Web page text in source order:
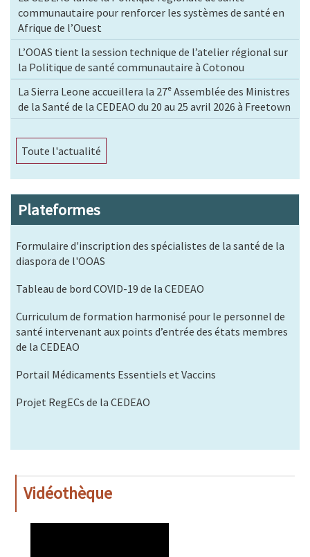
communautaire pour renforcer les systèmes de santé en
Afrique de l’Ouest
L’OOAS tient la session technique de l’atelier régional sur
la Politique de santé communautaire à Cotonou
La Sierra Leone accueillera la 27ᵉ Assemblée des Ministres
de la Santé de la CEDEAO du 20 au 25 avril 2026 à Freetown
Toute l'actualité
Plateformes
Formulaire d'inscription des spécialistes de la santé de la
diaspora de l'OOAS
Tableau de bord COVID-19 de la CEDEAO
Curriculum de formation harmonisé pour le personnel de
santé intervenant aux points d’entrée des états membres
de la CEDEAO
Portail Médicaments Essentiels et Vaccins
Projet RegECs de la CEDEAO
Vidéothèque